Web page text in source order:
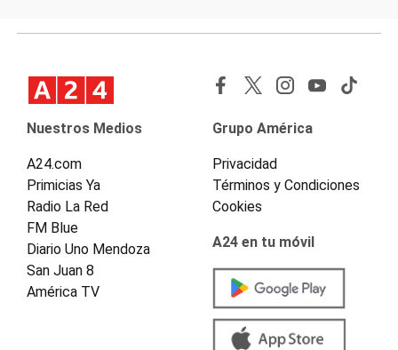
Nuestros Medios
A24.com
Primicias Ya
Radio La Red
FM Blue
Diario Uno Mendoza
San Juan 8
América TV
Grupo América
Privacidad
Términos y Condiciones
Cookies
A24 en tu móvil